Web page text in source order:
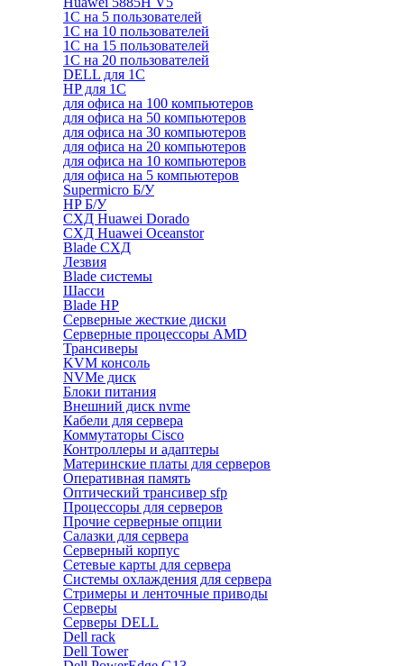
1С на 5 пользователей
1С на 10 пользователей
1С на 15 пользователей
1С на 20 пользователей
DELL для 1С
HP для 1С
для офиса на 100 компьютеров
для офиса на 50 компьютеров
для офиса на 30 компьютеров
для офиса на 20 компьютеров
для офиса на 10 компьютеров
для офиса на 5 компьютеров
Supermicro Б/У
HP Б/У
СХД Huawei Dorado
СХД Huawei Oceanstor
Blade СХД
Лезвия
Blade системы
Шасси
Blade HP
Серверные жесткие диски
Серверные процессоры AMD
Трансиверы
KVM консоль
NVMe диск
Блоки питания
Внешний диск nvme
Кабели для сервера
Коммутаторы Cisco
Контроллеры и адаптеры
Материнские платы для серверов
Оперативная память
Оптический трансивер sfp
Процессоры для серверов
Прочие серверные опции
Салазки для сервера
Серверный корпус
Сетевые карты для сервера
Системы охлаждения для сервера
Стримеры и ленточные приводы
Серверы
Серверы DELL
Dell rack
Dell Tower